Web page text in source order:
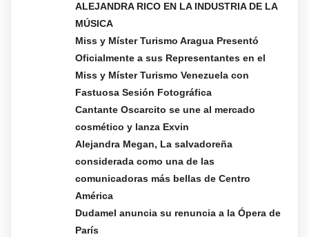
ALEJANDRA RICO EN LA INDUSTRIA DE LA
MÚSICA
Miss y Míster Turismo Aragua Presentó
Oficialmente a sus Representantes en el
Miss y Míster Turismo Venezuela con
Fastuosa Sesión Fotográfica
Cantante Oscarcito se une al mercado
cosmético y lanza Exvin
Alejandra Megan, La salvadoreña
considerada como una de las
comunicadoras más bellas de Centro
América
Dudamel anuncia su renuncia a la Ópera de
París